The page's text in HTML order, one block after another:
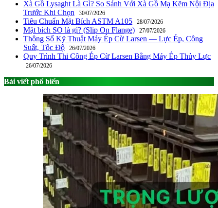
Xà Gồ Lysaght Là Gì? So Sánh Với Xà Gồ Mạ Kẽm Nội Địa
Trước Khi Chọn
30/07/2026
Tiêu Chuẩn Mặt Bích ASTM A105 28/07/2026
Mặt bích SO là gì? (Slip On Flange) 27/07/2026
Thông Số Kỹ Thuật Máy Ép Cừ Larsen — Lực Ép, Công
Suất, Tốc Độ
26/07/2026
Quy Trình Thi Công Ép Cừ Larsen Bằng Máy Ép Thủy Lực
26/07/2026
Bài viết phổ biến